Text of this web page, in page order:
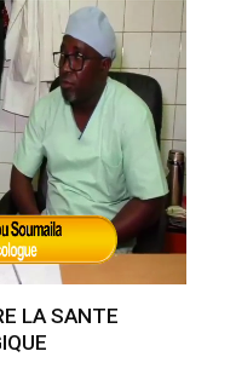
LA SANTE